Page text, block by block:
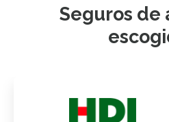
Seguros de